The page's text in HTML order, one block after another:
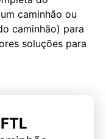
caminhão ou
caminhão) para
soluções para